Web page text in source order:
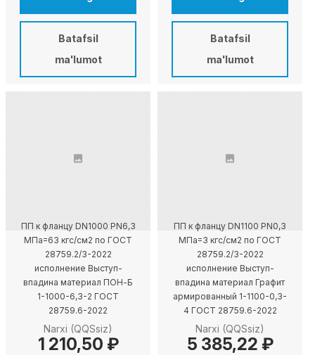
Batafsil
ma'lumot
Batafsil
ma'lumot
ПП к фланцу DN1000 PN6,3
МПа=63 кгс/см2 по ГОСТ
28759.2/3-2022
исполнение Выступ-
впадина материал ПОН-Б
1-1000-6,3-2 ГОСТ
28759.6-2022
Narxi (QQSsiz)
1 210,50 ₽
ПП к фланцу DN1100 PN0,3
МПа=3 кгс/см2 по ГОСТ
28759.2/3-2022
исполнение Выступ-
впадина материал Графит
армированный 1-1100-0,3-
4 ГОСТ 28759.6-2022
Narxi (QQSsiz)
5 385,22 ₽